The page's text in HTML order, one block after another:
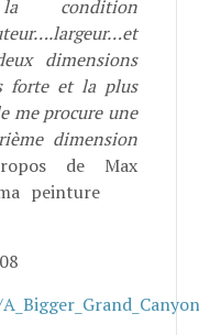
condition
dimensions
forte et la plus
me procure une
dimension
de Max
ma peinture